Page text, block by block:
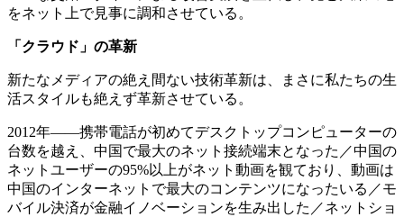
をネット上で見事に調和させている。
「クラウド」の革新
新たなメディアの絶え間ない技術革新は、まさに私たちの生
活スタイルも絶えず革新させている。
2012年――携帯電話が初めてデスクトップコンピューターの
台数を越え、中国で最大のネット接続端末となった／中国の
ネットユーザーの95%以上がネット動画を観ており、動画は
中国のインターネットで最大のコンテンツになったいる／モ
バイル決済が金融イノベーションを生み出した／ネットショ